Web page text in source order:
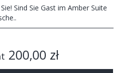
Sind Sie Gast im Amber Suite
200,00 zł